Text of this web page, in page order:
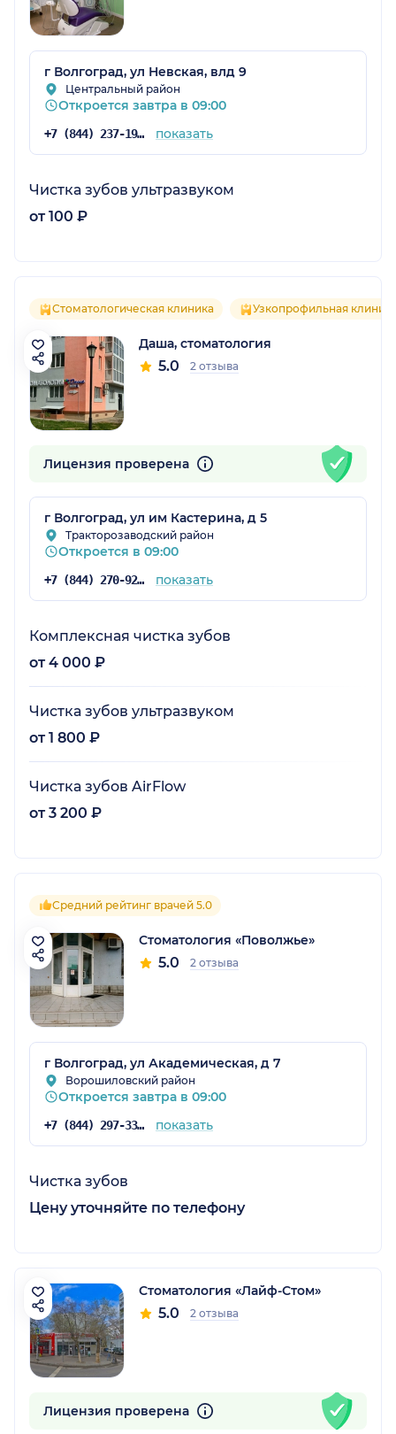
г Волгоград, ул Невская, влд 9
Центральный район
Откроется завтра в 09:00
+7 (844) 237-19-17 показать
Чистка зубов ультразвуком
от 100 ₽
Стоматологическая клиника Узкопрофильная
Даша, стоматология
5.0 2 отзыва
Лицензия проверена
г Волгоград, ул им Кастерина, д 5
Тракторозаводский район
Откроется в 09:00
+7 (844) 270-92-01 показать
Комплексная чистка зубов
от 4 000 ₽
Чистка зубов ультразвуком
от 1 800 ₽
Чистка зубов AirFlow
от 3 200 ₽
Средний рейтинг врачей 5.0
Стоматология «Поволжье»
5.0 2 отзыва
г Волгоград, ул Академическая, д 7
Ворошиловский район
Откроется завтра в 09:00
+7 (844) 297-33-33 показать
Чистка зубов
Цену уточняйте по телефону
Стоматология «Лайф-Стом»
5.0 2 отзыва
Лицензия проверена